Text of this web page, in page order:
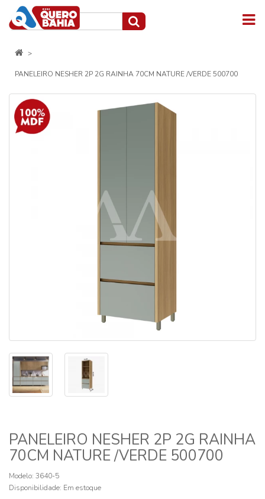
PANELEIRO NESHER 2P 2G RAINHA 70CM NATURE /VERDE 500700
PANELEIRO NESHER 2P 2G RAINHA
70CM NATURE /VERDE 500700
Modelo: 3640-5
Disponibilidade: Em estoque